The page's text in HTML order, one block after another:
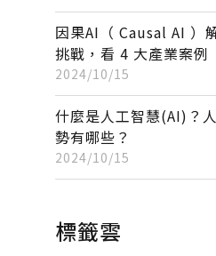
因果AI（ Causal AI ）
挑戰，看 4 大產業案例
2024/10/15
什麼是人工智慧(AI)？
勢有哪些？
2024/10/15
標籤雲